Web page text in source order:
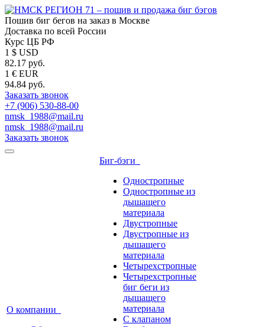
Пошив биг бегов на заказ в Москве
Доставка по всей России
Курс ЦБ РФ
1 $ USD
82.17 руб.
1 € EUR
94.84 руб.
Заказать звонок
+7 (906) 530-88-00
nmsk_1988@mail.ru
nmsk_1988@mail.ru
Заказать звонок
О компании
Биг-бэги
Одностропные
Одностропные из
дышащего
материала
Двустропные
Двустропные из
дышащего
материала
Четырехстропные
Четырехстропные
биг беги из
дышащего
материала
C клапаном